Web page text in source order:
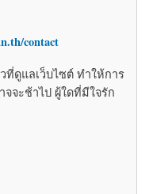
contact
ที่ดูแลเว็บไซต์ ทำให้การ
จะช้าไป ผู้ใดที่มีใจรัก